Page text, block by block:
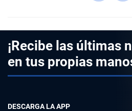
¡Recibe las últimas
en tus propias
DESCARGA LA APP